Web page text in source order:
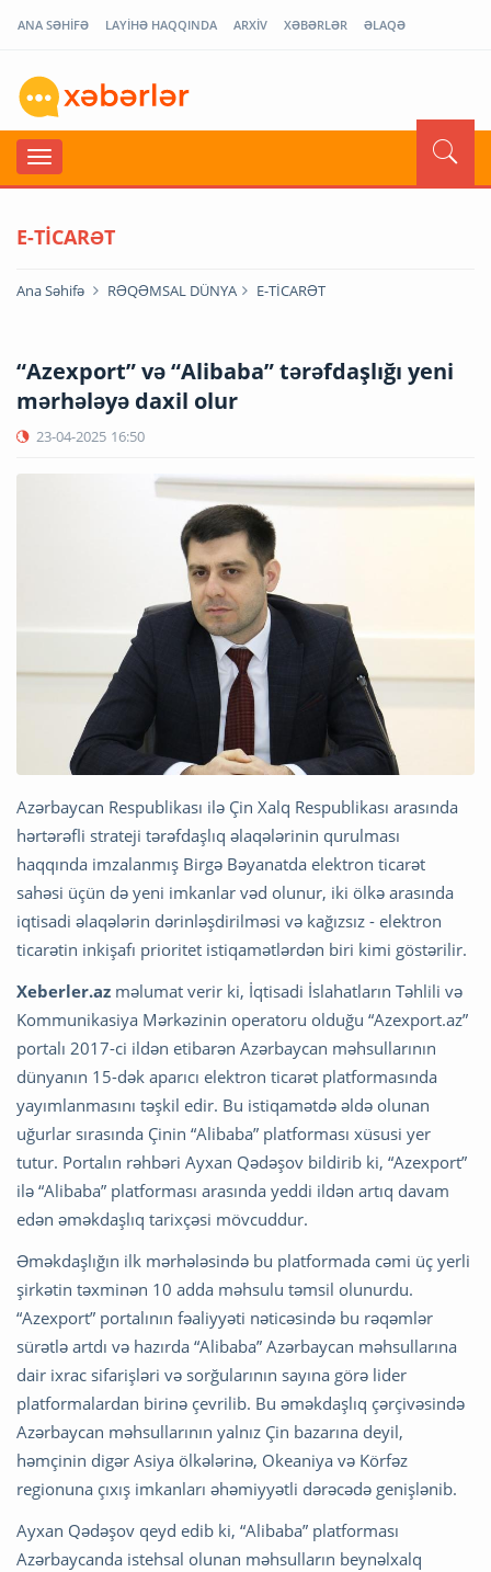
ANA SƏHİFƏ LAYİHƏ HAQQINDA ARXİV XƏBƏRLƏR ƏLAQƏ
E-TİCARƏT
Ana Səhifə RƏQƏMSAL DÜNYA E-TİCARƏT
“Azexport” və “Alibaba” tərəfdaşlığı yeni
mərhələyə daxil olur
23-04-2025 16:50
Azərbaycan Respublikası ilə Çin Xalq Respublikası arasında
hərtərəfli strateji tərəfdaşlıq əlaqələrinin qurulması
haqqında imzalanmış Birgə Bəyanatda elektron ticarət
sahəsi üçün də yeni imkanlar vəd olunur, iki ölkə arasında
iqtisadi əlaqələrin dərinləşdirilməsi və kağızsız - elektron
ticarətin inkişafı prioritet istiqamətlərdən biri kimi göstərilir.
Xeberler.az məlumat verir ki, İqtisadi İslahatların Təhlili və
Kommunikasiya Mərkəzinin operatoru olduğu “Azexport.az”
portalı 2017-ci ildən etibarən Azərbaycan məhsullarının
dünyanın 15-dək aparıcı elektron ticarət platformasında
yayımlanmasını təşkil edir. Bu istiqamətdə əldə olunan
uğurlar sırasında Çinin “Alibaba” platforması xüsusi yer
tutur. Portalın rəhbəri Ayxan Qədəşov bildirib ki, “Azexport”
ilə “Alibaba” platforması arasında yeddi ildən artıq davam
edən əməkdaşlıq tarixçəsi mövcuddur.
Əməkdaşlığın ilk mərhələsində bu platformada cəmi üç yerli
şirkətin təxminən 10 adda məhsulu təmsil olunurdu.
“Azexport” portalının fəaliyyəti nəticəsində bu rəqəmlər
sürətlə artdı və hazırda “Alibaba” Azərbaycan məhsullarına
dair ixrac sifarişləri və sorğularının sayına görə lider
platformalardan birinə çevrilib. Bu əməkdaşlıq çərçivəsində
Azərbaycan məhsullarının yalnız Çin bazarına deyil,
həmçinin digər Asiya ölkələrinə, Okeaniya və Körfəz
regionuna çıxış imkanları əhəmiyyətli dərəcədə genişlənib.
Ayxan Qədəşov qeyd edib ki, “Alibaba” platforması
Azərbaycanda istehsal olunan məhsulların beynəlxalq